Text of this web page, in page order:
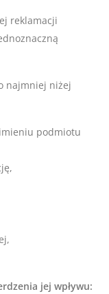
reklamacji
najmniej niżej
podmiotu
jej wpływu: